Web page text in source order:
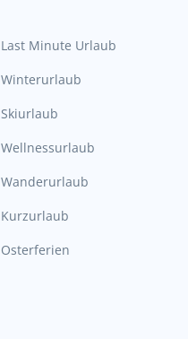
Last Minute Urlaub
Winterurlaub
Skiurlaub
Wellnessurlaub
Wanderurlaub
Kurzurlaub
Osterferien